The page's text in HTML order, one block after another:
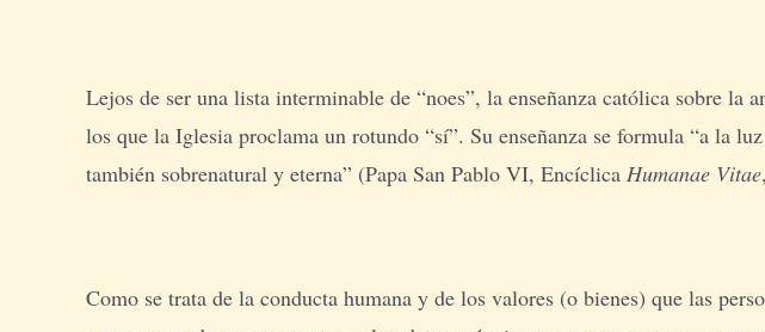
Lejos de ser una lista interminable de “noes”, la enseñanza católica sobre
los que la Iglesia proclama un rotundo “sí”. Su enseñanza se formula “a la
también sobrenatural y eterna” (Papa San Pablo VI, Encíclica HumanaeVitae
Como se trata de la conducta humana y de los valores (o bienes) que las